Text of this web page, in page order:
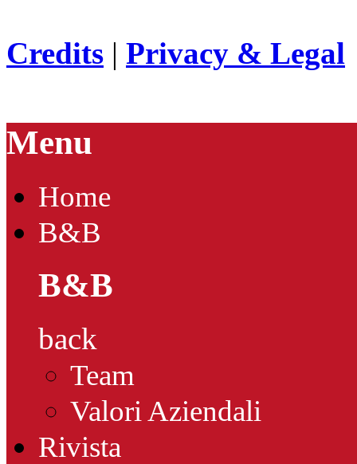
Credits | Privacy & Legal
Menu
Home
B&B
B&B
back
Team
Valori Aziendali
Rivista